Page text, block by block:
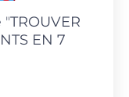
"TROUVER
EN 7